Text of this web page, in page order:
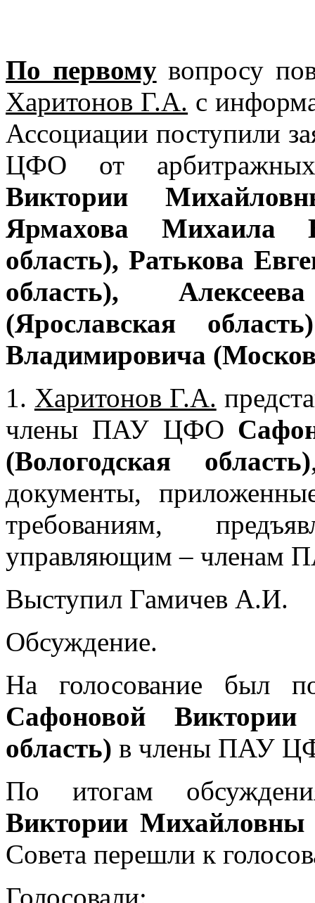
По первому вопросу
Харитонов Г.А. с
Ассоциации поступили
ЦФО от
Виктории
Ярмахова Михаила
область), Ратькова
область),
(Ярославская
Владимировича
1. Харитонов Г.А.
члены ПАУ ЦФО
(Вологодская область)
документы,
требованиям,
управляющим – членам
Выступил Гамичев А.И.
Обсуждение.
На голосование был
Сафоновой Виктории
область) в члены ПАУ
По итогам
Виктории Михайловны
Совета перешли к
Голосовали: